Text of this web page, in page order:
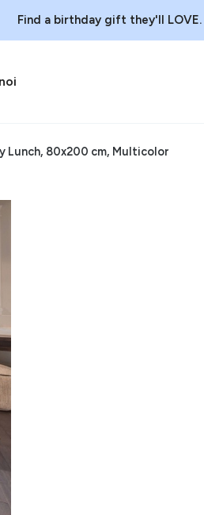
Find a birthday gift they'll LOVE.
Lunch, 80x200 cm, Multicolor